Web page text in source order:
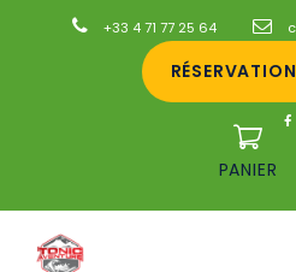
+33 4 71 77 25 64
PANIER